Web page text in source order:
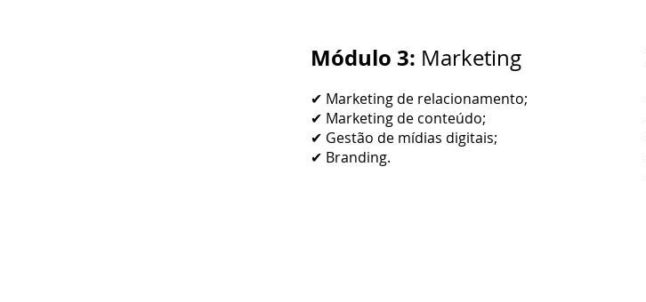
Módulo 3: Marketing
✔ Marketing de relacionamento;
✔ Marketing de conteúdo;
✔ Gestão de mídias digitais;
✔ Branding.